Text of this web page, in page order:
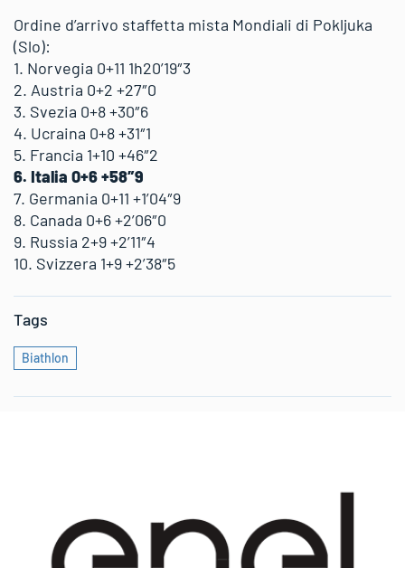
Ordine d’arrivo staffetta mista Mondiali di Pokljuka
(Slo):
1. Norvegia 0+11 1h20’19″3
2. Austria 0+2 +27″0
3. Svezia 0+8 +30″6
4. Ucraina 0+8 +31″1
5. Francia 1+10 +46″2
6. Italia 0+6 +58″9
7. Germania 0+11 +1’04″9
8. Canada 0+6 +2’06″0
9. Russia 2+9 +2’11″4
10. Svizzera 1+9 +2’38″5
Tags
Biathlon